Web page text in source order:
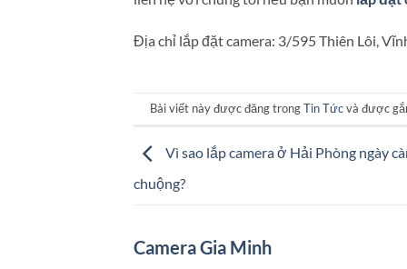
Địa chỉ lắp đặt camera: 3/595 Thiên Lôi,
Bài viết này được đăng trongTin Tứcvà được
Vì sao lắp camera ở Hải Phòng ngày
chuộng?
Camera Gia Minh